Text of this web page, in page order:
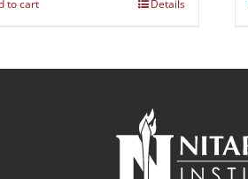
to cart Details